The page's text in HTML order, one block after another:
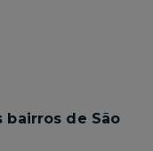
bairros de São